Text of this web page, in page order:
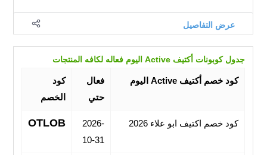
عرض التفاصيل
جدول كوبونات أكتيف Active اليوم فعاله لكافه المنتجات
كود خصم أكتيف Active اليوم
فعال
حتي
كود
الخصم
كود خصم اكتيف ابو علاء 2026
2026-
10-31
OTLOB